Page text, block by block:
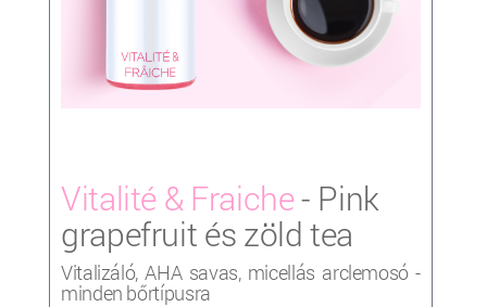
Vitalité & Fraiche- Pink
grapefruit és zöld tea
Vitalizáló, AHA savas, micellás arclemosó -
minden bőrtípusra